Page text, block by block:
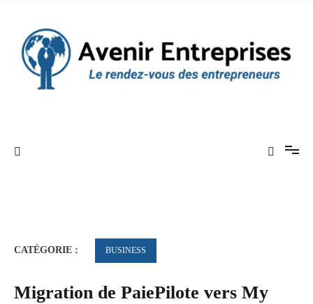
contenu
CATÉGORIE : BUSINESS
Migration de PaiePilote vers My